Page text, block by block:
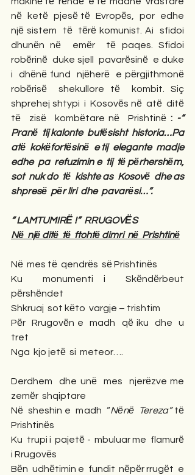
nё  ketё  pjesё tё  Evropёs,  por  edhe
njё sistem  tё  tёrё komunist. Ai  sfidoi
dhunёn nё  emёr  tё paqes. Sfidoi
robёrinё  duke sjell  pavarёsinё  e duke
i  dhёnё fund  njёherё  e pёrgjithmonё
robёrisё  shekullore tё  kombit. Siç
shprehej shtypi  i  Kosovёs nё  atё  ditё
tё  zisё  kombёtare nё  Prishtinё : -“
Pranё  tij kalonte  butёsisht  historia…Pa
atё  kokёfortёsinё  e tij  elegante  madje
edhe  pa  refuzimin e  tij  tё pёrhershёm,
sot  nuk do  tё  kishte as  Kosovё  dhe as
shpresё  pёr liri  dhe  pavarёsi…”.
“ LAMTUMIRЁ !”  RRUGOVЁS
Nё  njё ditё  tё  ftohtё dimri  nё  Prishtinё
Nё  mes tё  qendrёs  sё Prishtinёs
Ku  monumenti i  Skёndёrbeut
pёrshёndet
Shkruaj  sot kёto  vargje – trishtim
Pёr  Rrugovёn e  madh  qё iku  dhe  u
tret
Nga  kjo jetё  si  meteor….
Derdhem  dhe unё  mes  njerёzve me
zemёr  shqiptare
Nё  sheshin e  madh  “Nёnё  Tereza” tё
Prishtinёs
Ku  trupi i  pajetё -  mbuluar me  flamurё
i Rrugovёs
Bёn  udhёtimin e  fundit  nёpёr rrugёt  e